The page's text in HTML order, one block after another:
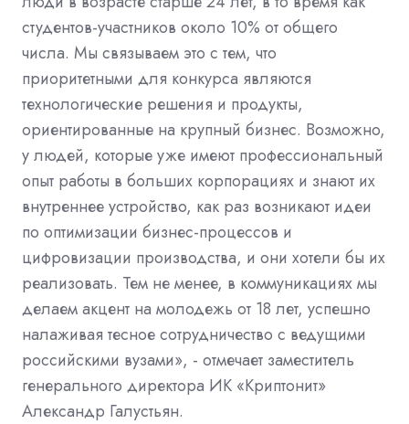
студентов-участников около 10% от общего
числа. Мы связываем это с тем, что
приоритетными для конкурса являются
технологические решения и продукты,
ориентированные на крупный бизнес. Возможно,
у людей, которые уже имеют профессиональный
опыт работы в больших корпорациях и знают их
внутреннее устройство, как раз возникают идеи
по оптимизации бизнес-процессов и
цифровизации производства, и они хотели бы их
реализовать. Тем не менее, в коммуникациях мы
делаем акцент на молодежь от 18 лет, успешно
налаживая тесное сотрудничество с ведущими
российскими вузами», - отмечает заместитель
генерального директора ИК «Криптонит»
Александр Галустьян.